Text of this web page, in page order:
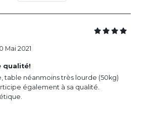
qualité!
table néanmoins très lourde (50kg)
également à sa qualité.
Mai 2021